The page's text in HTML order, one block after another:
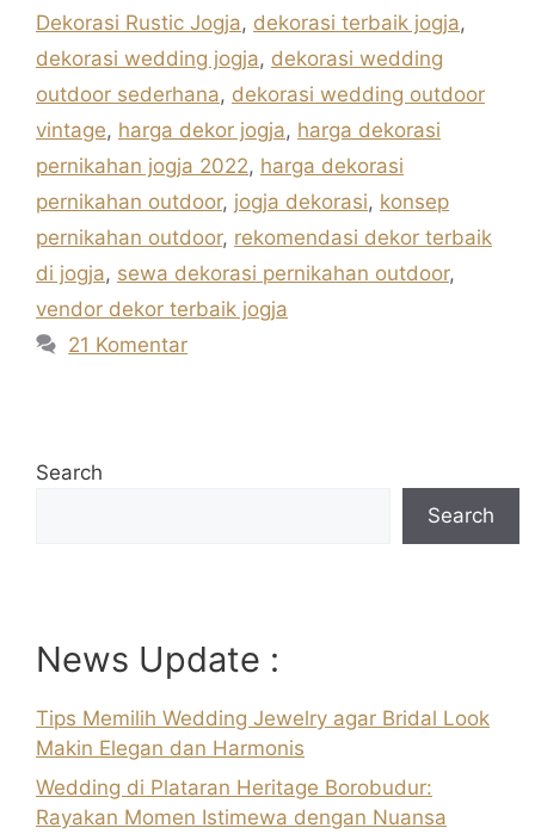
Dekorasi Rustic Jogja, dekorasi terbaik jogja,
dekorasi wedding jogja, dekorasi wedding
outdoor sederhana, dekorasi wedding outdoor
vintage, harga dekor jogja, harga dekorasi
pernikahan jogja 2022, harga dekorasi
pernikahan outdoor, jogja dekorasi, konsep
pernikahan outdoor, rekomendasi dekor terbaik
di jogja, sewa dekorasi pernikahan outdoor,
vendor dekor terbaik jogja
21 Komentar
Search
Search
News Update :
Tips Memilih Wedding Jewelry agar Bridal Look
Makin Elegan dan Harmonis
Wedding di Plataran Heritage Borobudur:
Rayakan Momen Istimewa dengan Nuansa